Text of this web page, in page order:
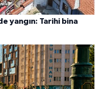
yangın: Tarihi bina